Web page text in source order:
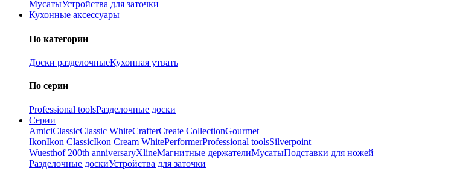
МусатыУстройства для заточки
Кухонные аксессуары
По категории
Доски разделочныеКухонная утвать
По серии
Professional toolsРазделочные доски
Серии
AmiciClassicClassic WhiteCrafterCreate CollectionGourmet
IkonIkon ClassiсIkon Cream WhitePerformerProfessional toolsSilverpoint
Wuesthof 200th anniversaryXlineМагнитные держателиМусатыПодставки для ножей
Разделочные доскиУстройства для заточки